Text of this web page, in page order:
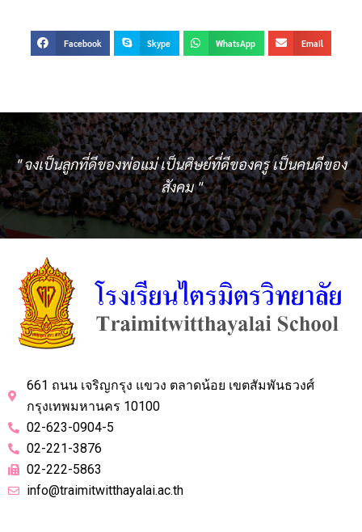
Facebook Skype WhatsApp Email
" จงเป็นลูกที่ดีของพ่อแม่ เป็นศิษย์ที่ดีของครู เป็นคนดีของ
สังคม "
661 ถนน เจริญกรุง แขวง ตลาดน้อย เขตสัมพันธวงศ์
กรุงเทพมหานคร 10100
02-623-0904-5
02-221-3876
02-222-5863
info@traimitwitthayalai.ac.th